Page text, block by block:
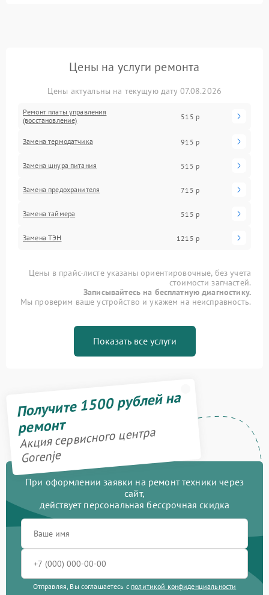
Цены на услуги ремонта
Цены актуальны на текущую дату 07.08.2026
Ремонт платы управления
(восстановление)
515 р
Замена термодатчика 915 р
Замена шнура питания 515 р
Замена предохранителя 715 р
Замена таймера 515 р
Замена ТЭН 1215 р
Цены в прайс-листе указаны ориентировочные, без учета
стоимости запчастей.
Записывайтесь на бесплатную диагностику.
Мы проверим ваше устройство и укажем на неисправность.
Показать все услуги
Получите 1500 рублей на
ремонт
Акция сервисного центра
Gorenje
При оформлении заявки на ремонт техники через
сайт,
действует персональная бессрочная скидка
Отправляя, Вы соглашаетесь с политикой конфиденциальности